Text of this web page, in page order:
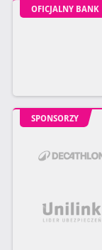
OFICJALNY BANK
SPONSORZY